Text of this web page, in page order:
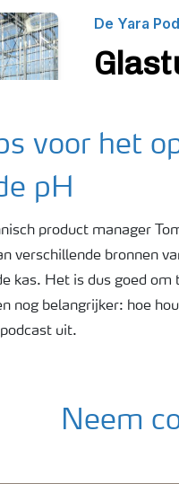
voor het
pH
product manager
verschillende bronnen
kas. Het is dus goed om
nog belangrijker: hoe
uit.
Neem